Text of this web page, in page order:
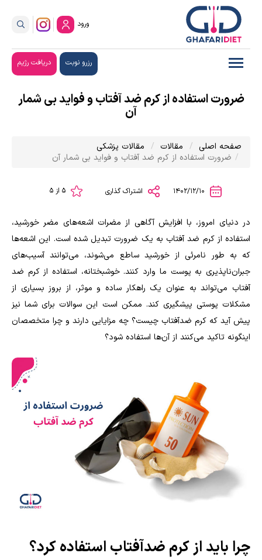
ورود
رزرو نوبت دریافت رژیم
ضرورت استفاده از کرم ضد آفتاب و فواید بی شمار
آن
صفحه اصلی مقالات
مقالات پزشکی
ضرورت استفاده از کرم ضد آفتاب و فواید بی شمار آن
اشتراک گذاری
در دنیای امروز، با افزایش آگاهی از مضرات اشعه‌های مضر خورشید،
استفاده از کرم ضد آفتاب به یک ضرورت تبدیل شده است. این اشعه‌ها
که به طور نامرئی از خورشید ساطع می‌شوند، می‌توانند آسیب‌های
جبران‌ناپذیری به پوست ما وارد کنند. خوشبختانه، استفاده از کرم ضد
آفتاب می‌تواند به عنوان یک راهکار ساده و موثر، از بروز بسیاری از
مشکلات پوستی پیشگیری کند. ممکن است این سوالات برای شما نیز
پیش آید که کرم ضدآفتاب چیست؟ چه مزایایی دارند و چرا متخصصان
اینگونه تاکید می‌کنند از آن‌ها استفاده شود؟
چرا باید از کرم ضدآفتاب استفاده کرد؟